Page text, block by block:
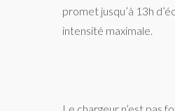
promet jusqu’à 13h
intensité maximale.